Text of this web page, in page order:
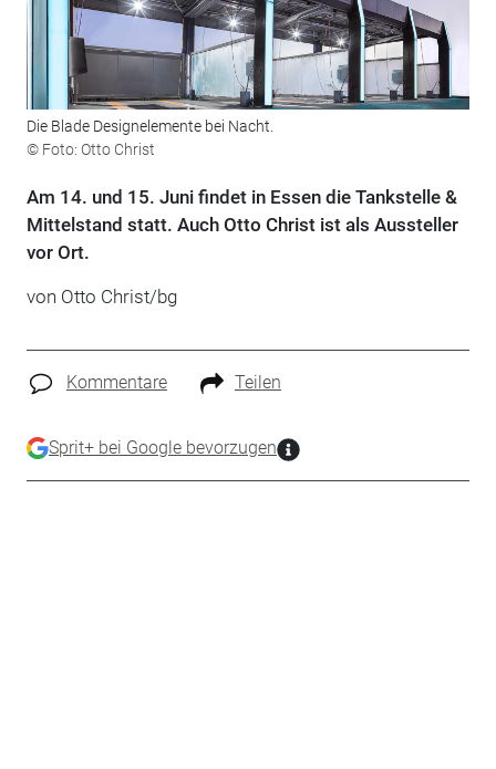
Die Blade Designelemente bei Nacht.
© Foto: Otto Christ
Am 14. und 15. Juni findet in Essen die Tankstelle &
Mittelstand statt. Auch Otto Christ ist als Aussteller
vor Ort.
von Otto Christ/bg
Kommentare Teilen
Sprit+ bei Google bevorzugen